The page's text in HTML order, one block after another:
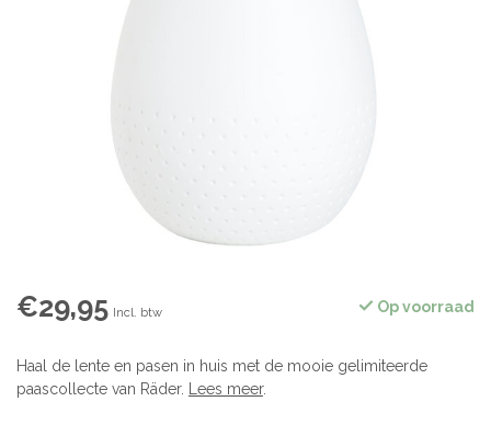
€29,95 Incl. btw Op voorraad
Haal de lente en pasen in huis met de mooie gelimiteerde
paascollecte van Räder.
Lees meer.